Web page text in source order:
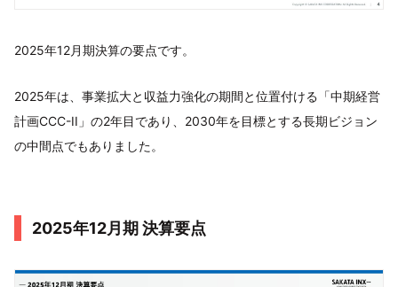
2025年12月期決算の要点です。
2025年は、事業拡大と収益力強化の期間と位置付ける「中期経営
計画CCC-II」の2年目であり、2030年を目標とする長期ビジョン
の中間点でもありました。
2025年12月期 決算要点